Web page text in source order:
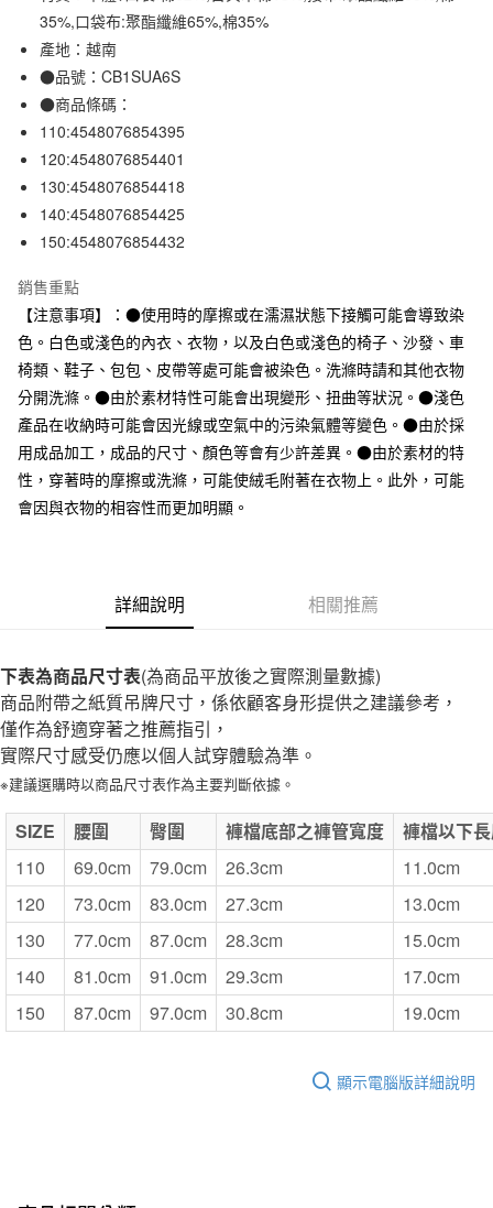
華南商業銀行
上海商業儲蓄銀行
臺灣中小企業銀行
匯豐（台灣）商業銀行
聯邦商業銀行
元大商業銀行
玉山商業銀行
台灣樂天信用卡公司
LINE Pay
Apple Pay
街口支付
悠遊付
運送方式
全家取貨付款
每筆NT$65，滿NT$1,000(含以上)免運費
付款後全家取貨
每筆NT$65，滿NT$1,000(含以上)免運費
7-11取貨付款
每筆NT$65，滿NT$1,000(含以上)免運費
付款後7-11取貨
每筆NT$65，滿NT$1,000(含以上)免運費
無印良品門市自取
35%,口袋布:聚酯纖維65%,棉35%
產地：越南
●品號：CB1SUA6S
●商品條碼：
110:4548076854395
120:4548076854401
130:4548076854418
140:4548076854425
150:4548076854432
銷售重點
【注意事項】：●使用時的摩擦或在濡濕狀態下接觸可能會導致染
色。白色或淺色的內衣、衣物，以及白色或淺色的椅子、沙發、車
椅類、鞋子、包包、皮帶等處可能會被染色。洗滌時請和其他衣物
分開洗滌。●由於素材特性可能會出現變形、扭曲等狀況。●淺色
產品在收納時可能會因光線或空氣中的污染氣體等變色。●由於採
用成品加工，成品的尺寸、顏色等會有少許差異。●由於素材的特
性，穿著時的摩擦或洗滌，可能使絨毛附著在衣物上。此外，可能
會因與衣物的相容性而更加明顯。
詳細說明 相關推薦
下表為商品尺寸表(為商品平放後之實際測量數據)
商品附帶之紙質吊牌尺寸，係依顧客身形提供之建議參考，
僅作為舒適穿著之推薦指引，
實際尺寸感受仍應以個人試穿體驗為準。
※建議選購時以商品尺寸表作為主要判斷依據。
SIZE 腰圍 臀圍 褲檔底部之褲管寬度
褲檔以下
110
69.0cm 79.0cm 26.3cm
11.0cm
120
73.0cm 83.0cm 27.3cm
13.0cm
130
77.0cm 87.0cm 28.3cm
15.0cm
140
81.0cm 91.0cm 29.3cm
17.0cm
150
87.0cm 97.0cm 30.8cm 19.0cm
顯示電腦版詳細說明